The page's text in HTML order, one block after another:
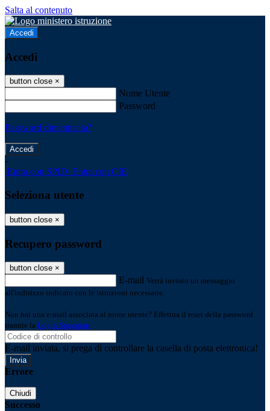
Salta al contenuto
Accedi
Accedi
button close ×
Nome Utente
Password
Password dimenticata?
-
Entra con SPID Entra con CIE
Seleziona utente
button close ×
Recupero password
button close ×
E-mail Verrà inviato un messaggio
all'indirizzo indicato con le istruzioni necessarie.
Non hai una e-mail associata al nome utente? Effettua il reset della password
tramite la Login Spaggiari
E-mail inviata, si prega di controllare la casella di posta elettronica!
Errore
Chiudi
Successo